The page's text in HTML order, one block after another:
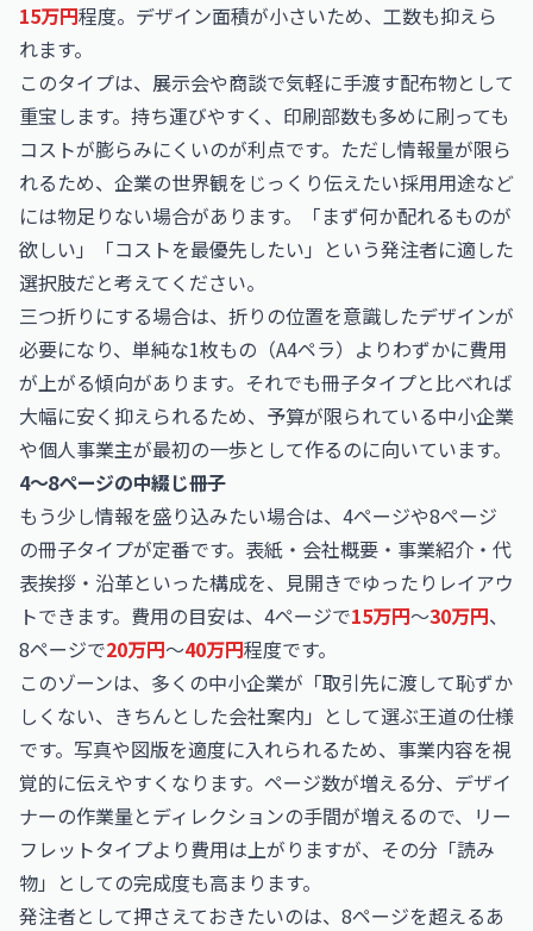
15万円程度。デザイン面積が小さいため、工数も抑えら
れます。
このタイプは、展示会や商談で気軽に手渡す配布物として
重宝します。持ち運びやすく、印刷部数も多めに刷っても
コストが膨らみにくいのが利点です。ただし情報量が限ら
れるため、企業の世界観をじっくり伝えたい採用用途など
には物足りない場合があります。「まず何か配れるものが
欲しい」「コストを最優先したい」という発注者に適した
選択肢だと考えてください。
三つ折りにする場合は、折りの位置を意識したデザインが
必要になり、単純な1枚もの（A4ペラ）よりわずかに費用
が上がる傾向があります。それでも冊子タイプと比べれば
大幅に安く抑えられるため、予算が限られている中小企業
や個人事業主が最初の一歩として作るのに向いています。
4〜8ページの中綴じ冊子
もう少し情報を盛り込みたい場合は、4ページや8ページ
の冊子タイプが定番です。表紙・会社概要・事業紹介・代
表挨拶・沿革といった構成を、見開きでゆったりレイアウ
トできます。費用の目安は、4ページで15万円〜30万円、
8ページで20万円〜40万円程度です。
このゾーンは、多くの中小企業が「取引先に渡して恥ずか
しくない、きちんとした会社案内」として選ぶ王道の仕様
です。写真や図版を適度に入れられるため、事業内容を視
覚的に伝えやすくなります。ページ数が増える分、デザイ
ナーの作業量とディレクションの手間が増えるので、リー
フレットタイプより費用は上がりますが、その分「読み
物」としての完成度も高まります。
発注者として押さえておきたいのは、8ページを超えるあ